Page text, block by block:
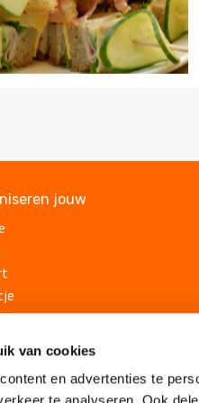
van cookies
en advertenties te
jouw